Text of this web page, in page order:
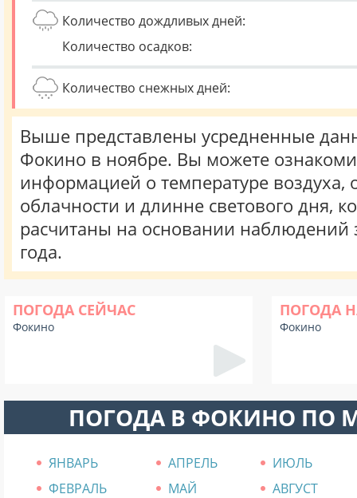
Количество дождливых дней:
Количество осадков:
Количество снежных дней:
Выше представлены усредненные
Фокино в ноябре. Вы можете
информацией о температуре воздуха,
облачности и длинне светового дня,
расчитаны на основании наблюдений
года.
ПОГОДА СЕЙЧАС
Фокино
ПОГОДА
Фокино
ПОГОДА В ФОКИНО ПО
ЯНВАРЬ АПРЕЛЬ
ИЮЛЬ
ФЕВРАЛЬ
МАЙ
АВГУСТ